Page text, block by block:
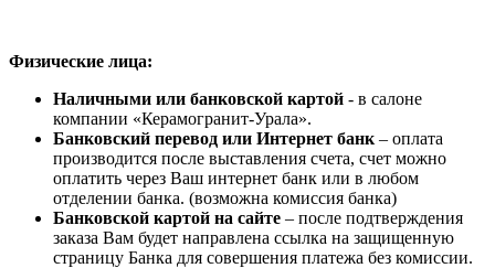
Физические лица:
Наличными или банковской картой - в салоне
компании «Керамогранит-Урала».
Банковский перевод или Интернет банк – оплата
производится после выставления счета, счет можно
оплатить через Ваш интернет банк или в любом
отделении банка. (возможна комиссия банка)
Банковской картой на сайте – после подтверждения
заказа Вам будет направлена ссылка на защищенную
страницу Банка для совершения платежа без комиссии.